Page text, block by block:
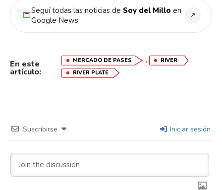
Seguí todas las noticias de Soy del Millo en
Google News
↗
En este
artículo:
MERCADO DE PASES , RIVER ,
RIVER PLATE
Suscribirse Iniciar sesión